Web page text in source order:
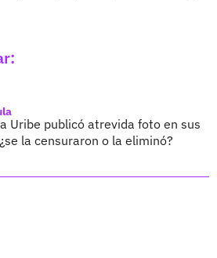
Uribe publicó atrevida foto en sus
la censuraron o la eliminó?